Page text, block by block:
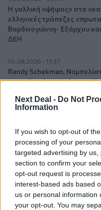
Next Deal - Do Not
Information
If you wish to opt-out of
processing of your
targeted advertising by
section to confirm your
opt-out request is
interest-based ads based
us or personal information
your opt-out. You may
Η γαλλική «ψήφος» στο
ελληνικές τράπεζες
Βαρδινογιάννη- Εξάρχου
ΔΕΗ
05.08.2026 - 13:37
Randy Schekman,
μπορεί να έχουμε
παρονομαστή το κοινό
05.08.2026 - 12:11
Αντώνης Βουκλαρής -
05.08.2026 - 11:30
Η νέα εποχή στην